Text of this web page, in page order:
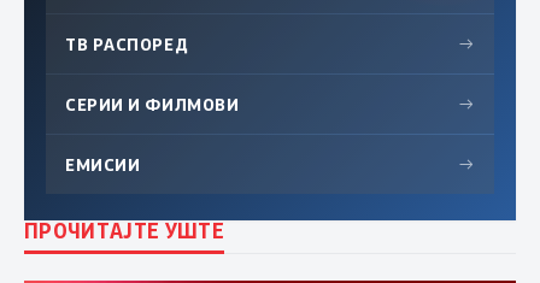
ТВ РАСПОРЕД →
СЕРИИ И ФИЛМОВИ →
ЕМИСИИ →
ПРОЧИТАЈТЕ УШТЕ